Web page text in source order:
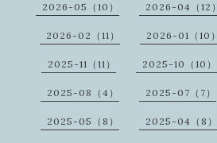
2026-05（10） 2026-04（12）
2026-02（11） 2026-01（10）
2025-11（11） 2025-10（10）
2025-08（4） 2025-07（7）
2025-05（8） 2025-04（8）